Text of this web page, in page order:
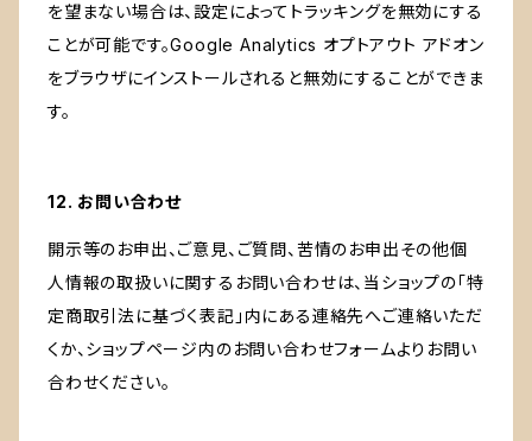
を望まない場合は、設定によってトラッキングを無効にする
ことが可能です。Google Analytics オプトアウト アドオン
をブラウザにインストールされると無効にすることができま
す。
12. お問い合わせ
開示等のお申出、ご意見、ご質問、苦情のお申出その他個
人情報の取扱いに関するお問い合わせは、当ショップの「特
定商取引法に基づく表記」内にある連絡先へご連絡いただ
くか、ショップページ内のお問い合わせフォームよりお問い
合わせください。